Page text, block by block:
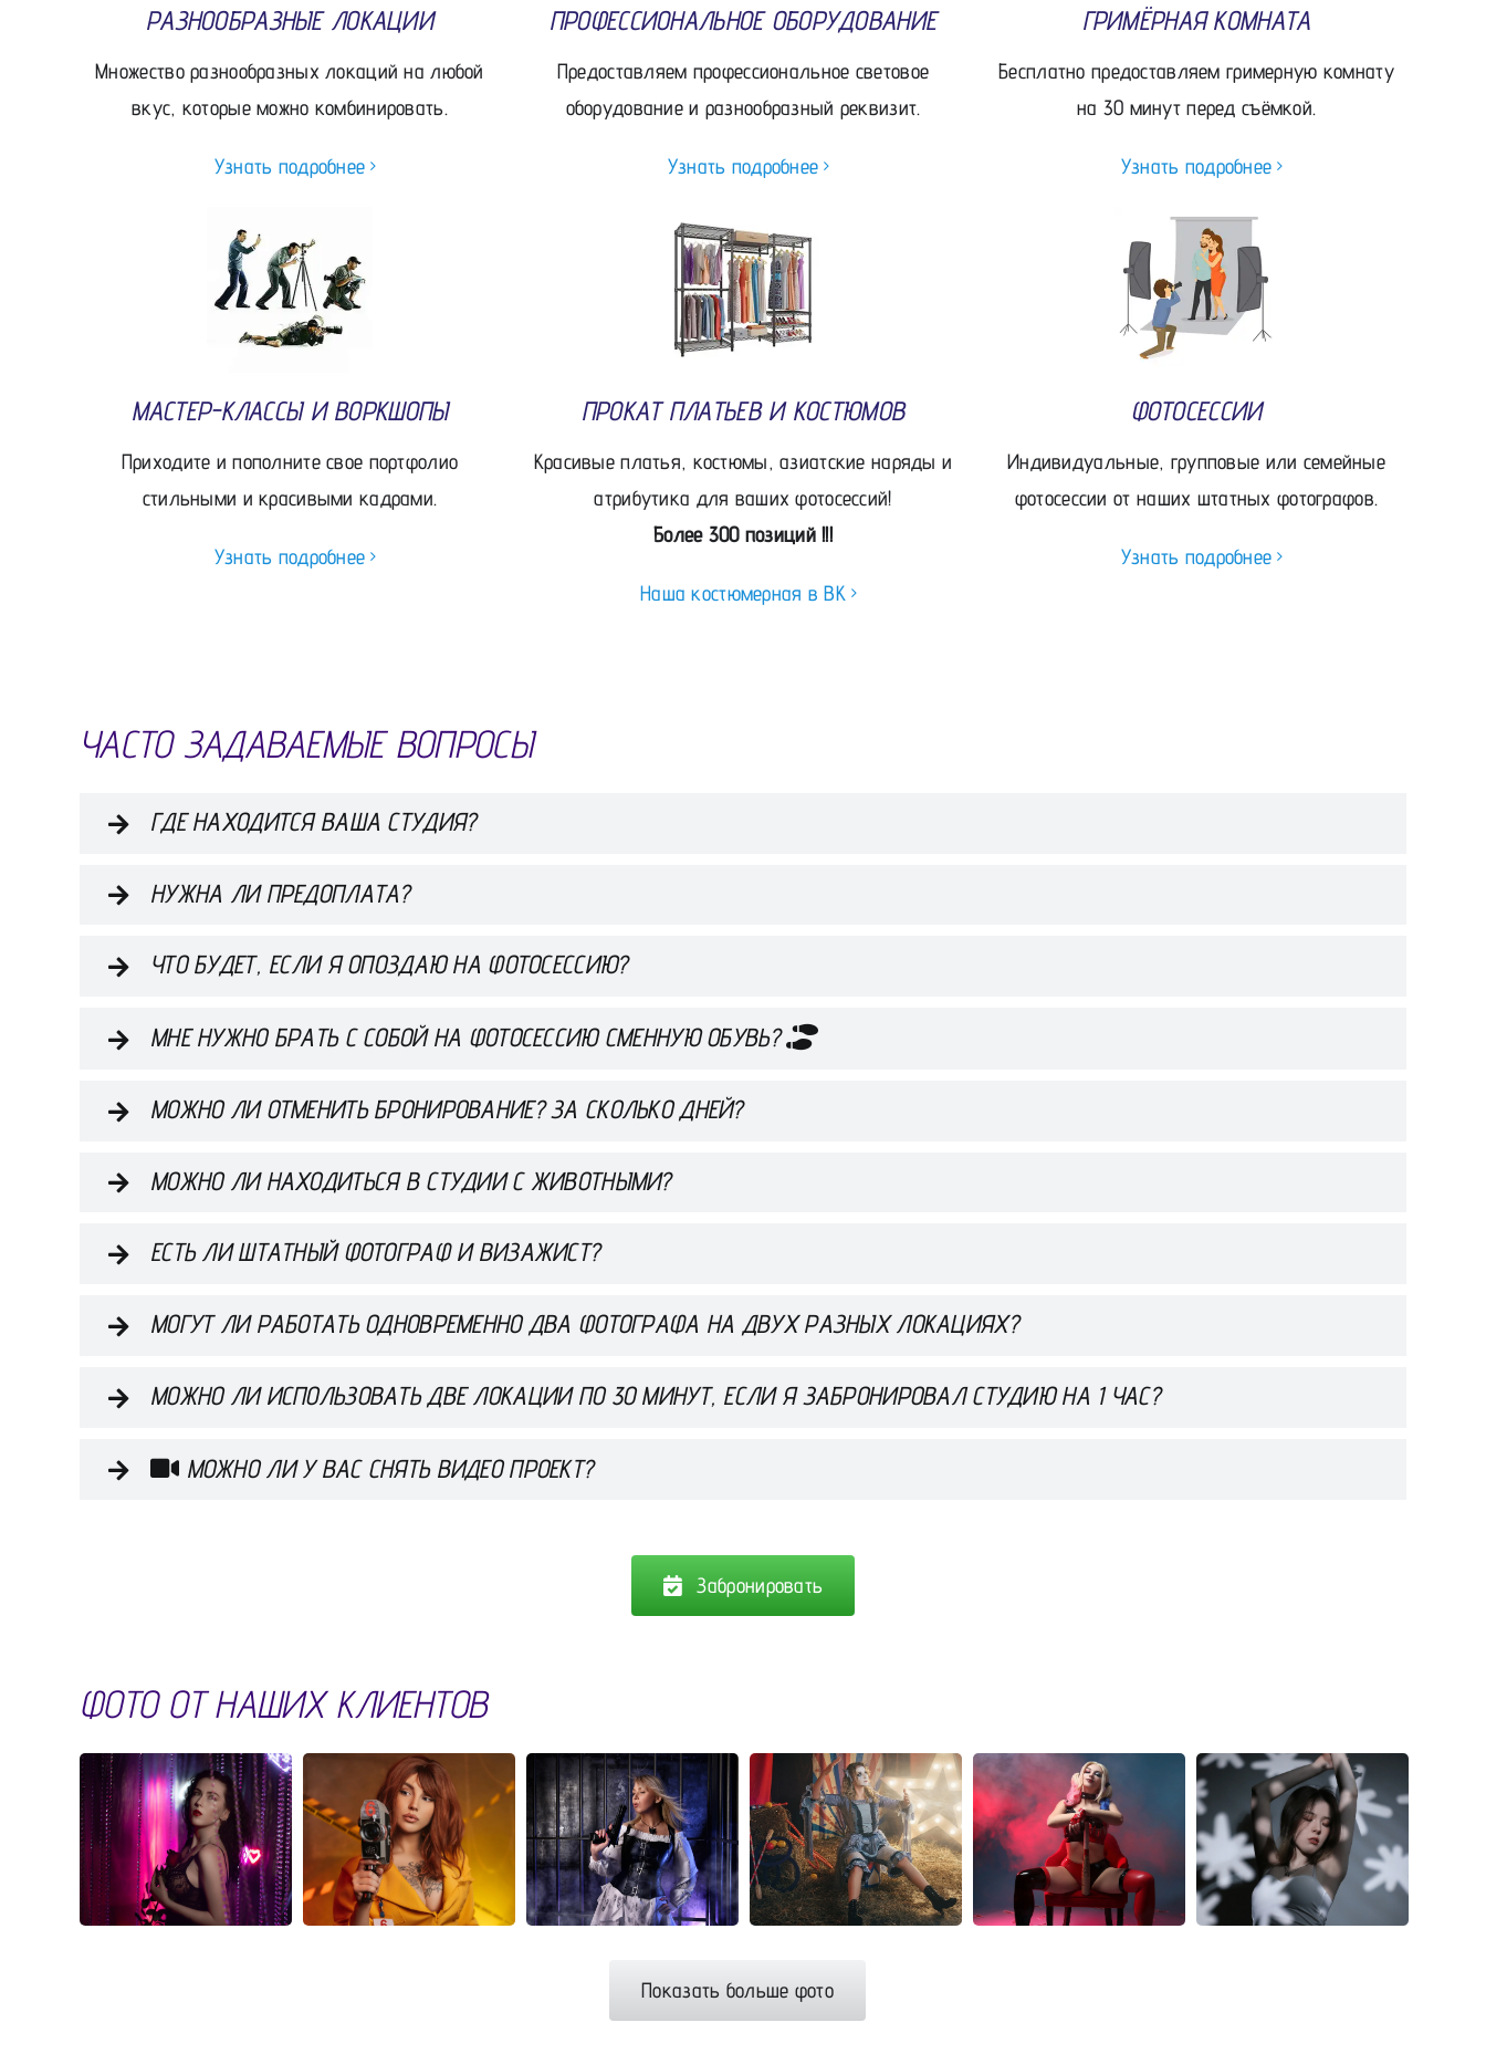
РАЗНООБРАЗНЫЕ ЛОКАЦИИ
Множество разнообразных локаций на любой
вкус, которые можно комбинировать.
Узнать подробнее
ПРОФЕССИОНАЛЬНОЕ ОБОРУДОВАНИЕ
Предоставляем профессиональное световое
оборудование и разнообразный реквизит.
Узнать подробнее
ГРИМЁРНАЯ КОМНАТА
Бесплатно предоставляем гримерную комнату
на 30 минут перед съёмкой.
Узнать подробнее
МАСТЕР-КЛАССЫ И ВОРКШОПЫ
Приходите и пополните свое портфолио
стильными и красивыми кадрами.
Узнать подробнее
ПРОКАТ ПЛАТЬЕВ И КОСТЮМОВ
Красивые платья, костюмы, азиатские наряды и
атрибутика для ваших фотосессий!
Более 300 позиций !!!
Наша костюмерная в ВК
ФОТОСЕССИИ
Индивидуальные, групповые или семейные
фотосессии от наших штатных фотографов.
Узнать подробнее
ЧАСТО ЗАДАВАЕМЫЕ ВОПРОСЫ
ГДЕ НАХОДИТСЯ ВАША СТУДИЯ?
НУЖНА ЛИ ПРЕДОПЛАТА?
ЧТО БУДЕТ, ЕСЛИ Я ОПОЗДАЮ НА ФОТОСЕССИЮ?
МНЕ НУЖНО БРАТЬ С СОБОЙ НА ФОТОСЕССИЮ СМЕННУЮ ОБУВЬ?
МОЖНО ЛИ ОТМЕНИТЬ БРОНИРОВАНИЕ? ЗА СКОЛЬКО ДНЕЙ?
МОЖНО ЛИ НАХОДИТЬСЯ В СТУДИИ С ЖИВОТНЫМИ?
ЕСТЬ ЛИ ШТАТНЫЙ ФОТОГРАФ И ВИЗАЖИСТ?
МОГУТ ЛИ РАБОТАТЬ ОДНОВРЕМЕННО ДВА ФОТОГРАФА НА ДВУХ РАЗНЫХ ЛОКАЦИЯХ?
МОЖНО ЛИ ИСПОЛЬЗОВАТЬ ДВЕ ЛОКАЦИИ ПО 30 МИНУТ, ЕСЛИ Я ЗАБРОНИРОВАЛ СТУДИЮ НА 1 ЧАС?
МОЖНО ЛИ У ВАС СНЯТЬ ВИДЕО ПРОЕКТ?
Забронировать
ФОТО ОТ НАШИХ КЛИЕНТОВ
Показать больше фото